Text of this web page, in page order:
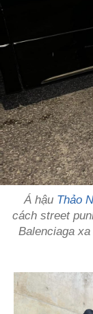
Á hậu Thảo
cách street
Balenciaga